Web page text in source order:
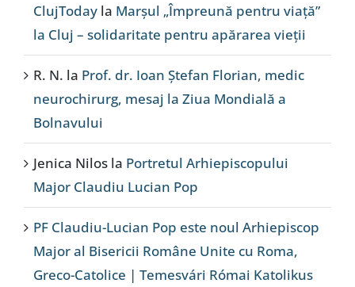
ClujToday la Marșul „Împreună pentru viață”
la Cluj – solidaritate pentru apărarea vieții
R. N. la Prof. dr. Ioan Ștefan Florian, medic
neurochirurg, mesaj la Ziua Mondială a
Bolnavului
Jenica Nilos la Portretul Arhiepiscopului
Major Claudiu Lucian Pop
PF Claudiu-Lucian Pop este noul Arhiepiscop
Major al Bisericii Române Unite cu Roma,
Greco-Catolice | Temesvári Római Katolikus